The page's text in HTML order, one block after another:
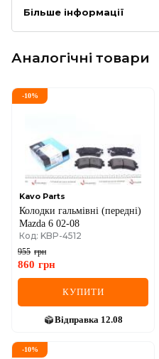
Більше інформації
Аналогічні товари
-10%
Kavo Parts
Колодки гальмівні (передні)
Mazda 6 02-08
Код: KBP-4512
955 грн
860 грн
КУПИТИ
Відправка 12.08
-10%